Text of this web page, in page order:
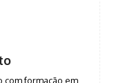
com formação em